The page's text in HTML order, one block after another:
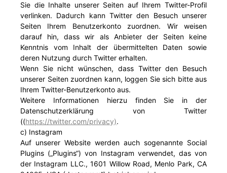
Sie die Inhalte unserer Seiten auf Ihrem Twitter-Profil
verlinken. Dadurch kann Twitter den Besuch unserer
Seiten Ihrem Benutzerkonto zuordnen. Wir weisen
darauf hin, dass wir als Anbieter der Seiten keine
Kenntnis vom Inhalt der übermittelten Daten sowie
deren Nutzung durch Twitter erhalten.
Wenn Sie nicht wünschen, dass Twitter den Besuch
unserer Seiten zuordnen kann, loggen Sie sich bitte aus
Ihrem Twitter-Benutzerkonto aus.
Weitere Informationen hierzu finden Sie in der
Datenschutzerklärung von Twitter
((https://twitter.com/privacy).
c) Instagram
Auf unserer Website werden auch sogenannte Social
Plugins („Plugins“) von Instagram verwendet, das von
der Instagram LLC., 1601 Willow Road, Menlo Park, CA